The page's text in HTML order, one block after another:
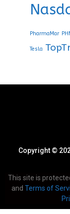
PharmaMar
Tesla
Copyright ©
This site is
and Terms of